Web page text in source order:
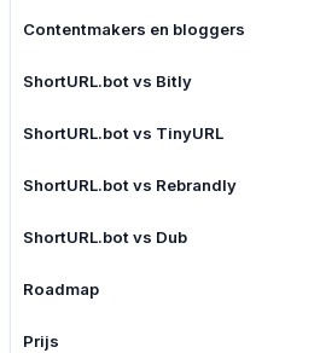
Contentmakers en bloggers
ShortURL.bot vs Bitly
ShortURL.bot vs TinyURL
ShortURL.bot vs Rebrandly
ShortURL.bot vs Dub
Roadmap
Prijs